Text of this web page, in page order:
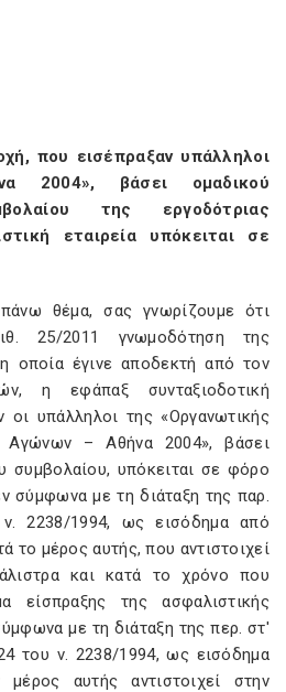
που εισέπραξαν υπάλληλοι
2004», βάσει ομαδικού
της εργοδότριας
εταιρεία υπόκειται σε
θέμα, σας γνωρίζουμε ότι
25/2011 γνωμοδότηση της
οποία έγινε αποδεκτή από τον
η εφάπαξ συνταξιοδοτική
οι υπάλληλοι της «Οργανωτικής
Αγώνων – Αθήνα 2004», βάσει
συμβολαίου, υπόκειται σε φόρο
σύμφωνα με τη διάταξη της παρ.
2238/1994, ως εισόδημα από
το μέρος αυτής, που αντιστοιχεί
και κατά το χρόνο που
είσπραξης της ασφαλιστικής
με τη διάταξη της περ. στ'
του ν. 2238/1994, ως εισόδημα
αυτής αντιστοιχεί στην